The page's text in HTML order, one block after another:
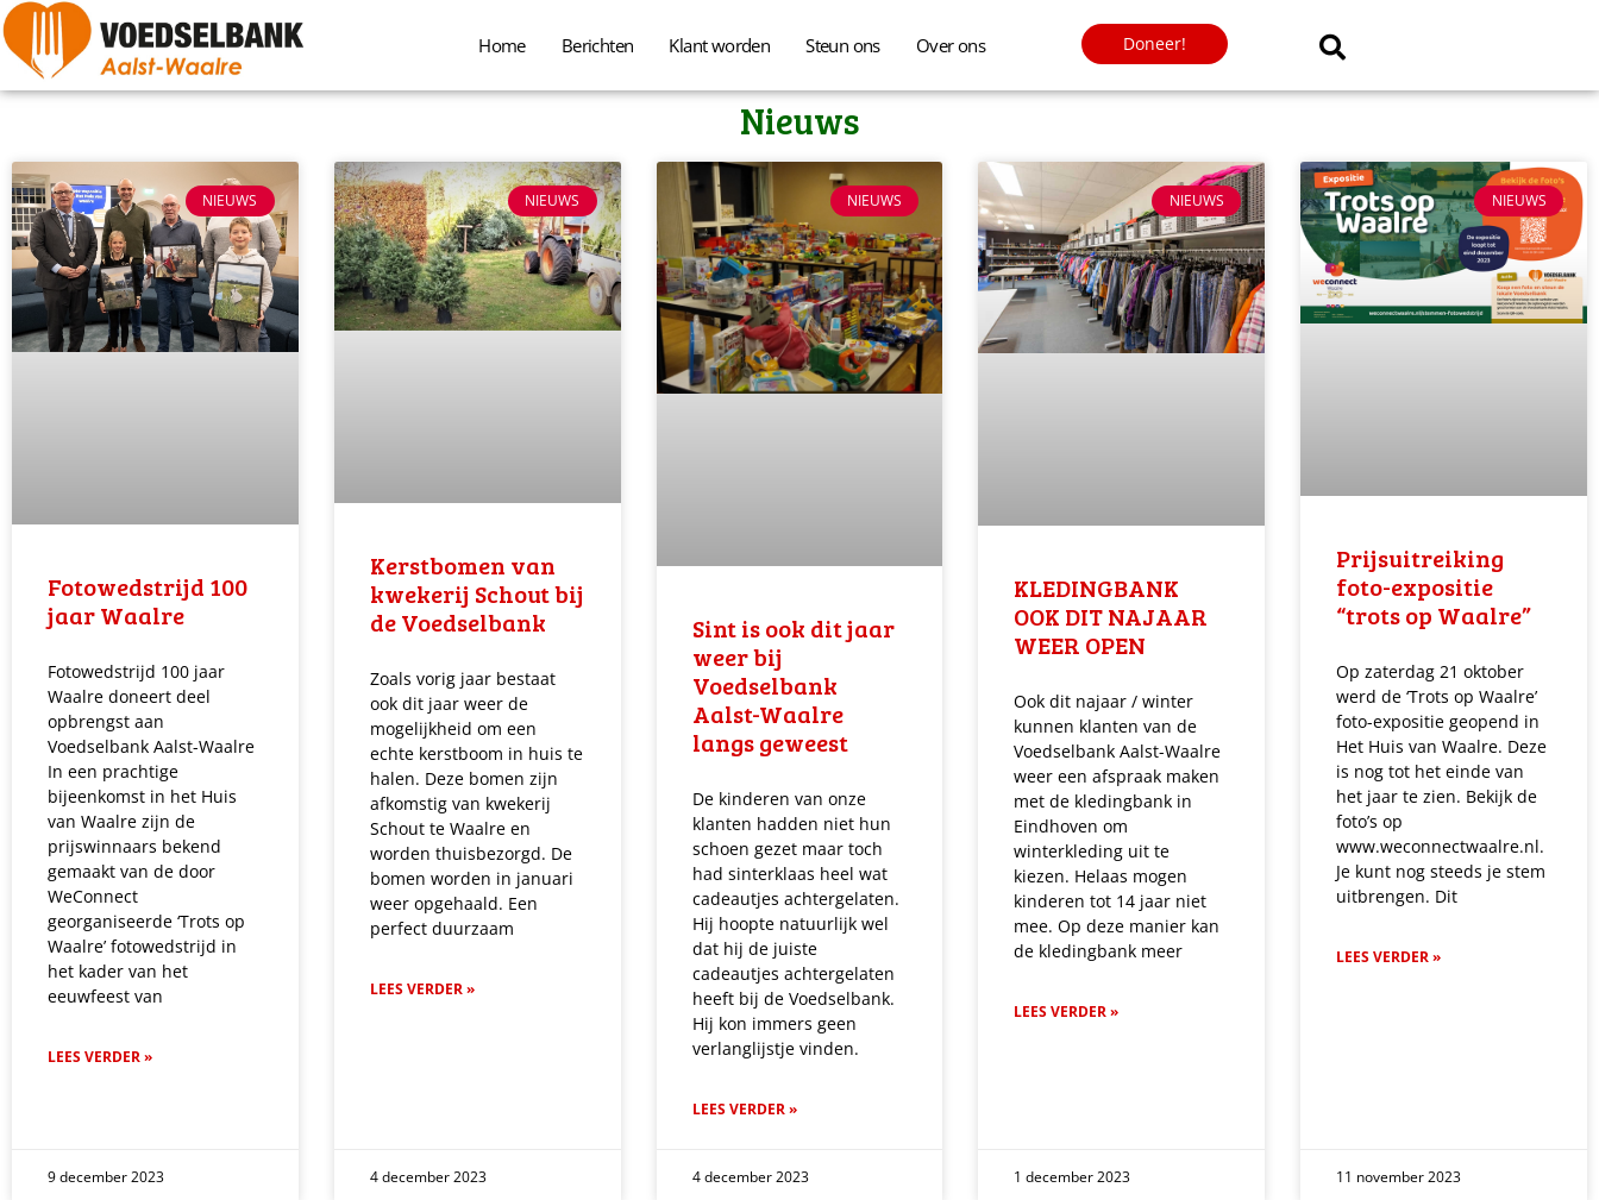
Home Berichten Klant worden Steun ons Over ons Doneer!
Nieuws
NIEUWS
Fotowedstrijd 100
jaar Waalre
Fotowedstrijd 100 jaar
Waalre doneert deel
opbrengst aan
Voedselbank Aalst-Waalre
In een prachtige
bijeenkomst in het Huis
van Waalre zijn de
prijswinnaars bekend
gemaakt van de door
WeConnect
georganiseerde ‘Trots op
Waalre’ fotowedstrijd in
het kader van het
eeuwfeest van
LEES VERDER »
9 december 2023
NIEUWS
Kerstbomen van
kwekerij Schout bij
de Voedselbank
Zoals vorig jaar bestaat
ook dit jaar weer de
mogelijkheid om een
echte kerstboom in huis te
halen. Deze bomen zijn
afkomstig van kwekerij
Schout te Waalre en
worden thuisbezorgd. De
bomen worden in januari
weer opgehaald. Een
perfect duurzaam
LEES VERDER »
4 december 2023
NIEUWS
Sint is ook dit jaar
weer bij
Voedselbank
Aalst-Waalre
langs geweest
De kinderen van onze
klanten hadden niet hun
schoen gezet maar toch
had sinterklaas heel wat
cadeautjes achtergelaten.
Hij hoopte natuurlijk wel
dat hij de juiste
cadeautjes achtergelaten
heeft bij de Voedselbank.
Hij kon immers geen
verlanglijstje vinden.
LEES VERDER »
4 december 2023
NIEUWS
KLEDINGBANK
OOK DIT NAJAAR
WEER OPEN
Ook dit najaar / winter
kunnen klanten van de
Voedselbank Aalst-Waalre
weer een afspraak maken
met de kledingbank in
Eindhoven om
winterkleding uit te
kiezen. Helaas mogen
kinderen tot 14 jaar niet
mee. Op deze manier kan
de kledingbank meer
LEES VERDER »
1 december 2023
NIEUWS
Prijsuitreiking
foto-expositie
“trots op Waalre”
Op zaterdag 21 oktober
werd de ‘Trots op Waalre’
foto-expositie geopend in
Het Huis van Waalre. Deze
is nog tot het einde van
het jaar te zien. Bekijk de
foto’s op
www.weconnectwaalre.nl.
Je kunt nog steeds je stem
uitbrengen. Dit
LEES VERDER »
11 november 2023